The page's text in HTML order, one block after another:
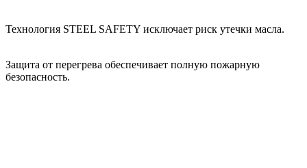
Технология STEEL SAFETY исключает риск утечки масла.
Защита от перегрева обеспечивает полную пожарную
безопасность.